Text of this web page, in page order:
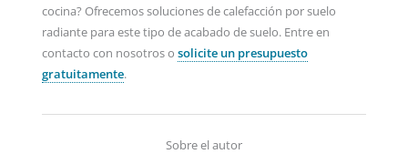
cocina? Ofrecemos soluciones de calefacción por suelo
radiante para este tipo de acabado de suelo. Entre en
contacto con nosotros o solicite un presupuesto
gratuitamente.
Sobre el autor